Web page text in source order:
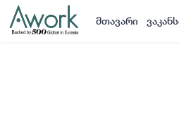
მთავარი